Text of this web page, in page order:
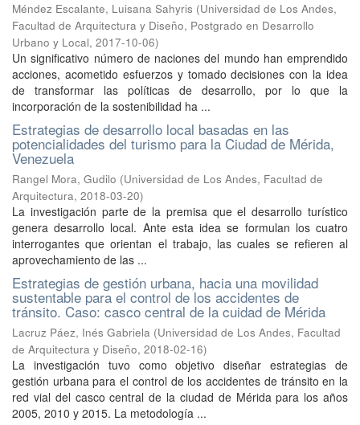
Méndez Escalante, Luisana Sahyris (Universidad de Los Andes,
Facultad de Arquitectura y Diseño, Postgrado en Desarrollo
Urbano y Local, 2017-10-06)
Un significativo número de naciones del mundo han emprendido
acciones, acometido esfuerzos y tomado decisiones con la idea
de transformar las políticas de desarrollo, por lo que la
incorporación de la sostenibilidad ha ...
Estrategias de desarrollo local basadas en las
potencialidades del turismo para la Ciudad de Mérida,
Venezuela
Rangel Mora, Gudilo (Universidad de Los Andes, Facultad de
Arquitectura, 2018-03-20)
La investigación parte de la premisa que el desarrollo turístico
genera desarrollo local. Ante esta idea se formulan los cuatro
interrogantes que orientan el trabajo, las cuales se refieren al
aprovechamiento de las ...
Estrategias de gestión urbana, hacia una movilidad
sustentable para el control de los accidentes de
tránsito. Caso: casco central de la cuidad de Mérida
Lacruz Páez, Inés Gabriela (Universidad de Los Andes, Facultad
de Arquitectura y Diseño, 2018-02-16)
La investigación tuvo como objetivo diseñar estrategias de
gestión urbana para el control de los accidentes de tránsito en la
red vial del casco central de la ciudad de Mérida para los años
2005, 2010 y 2015. La metodología ...